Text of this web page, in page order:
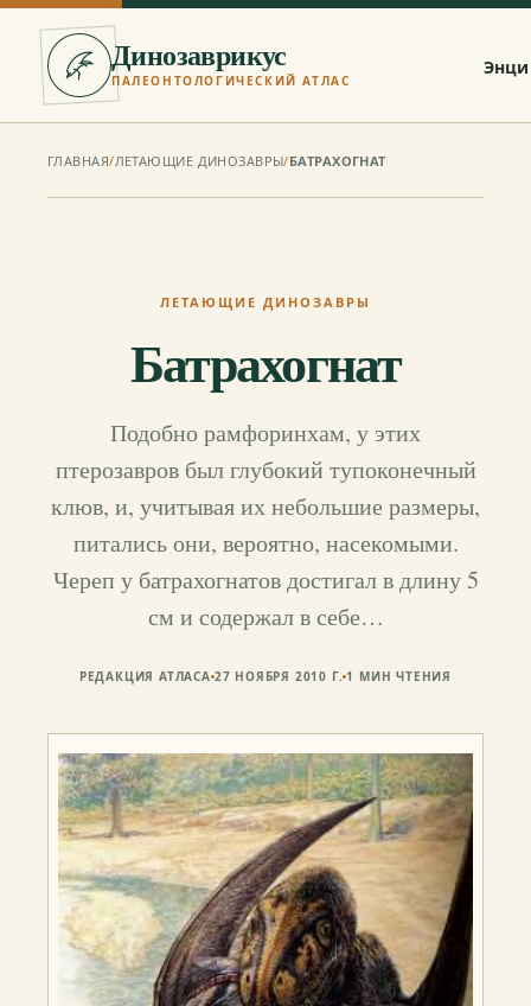
Динозаврикус
ПАЛЕОНТОЛОГИЧЕСКИЙ АТЛАС
ГЛАВНАЯ/ЛЕТАЮЩИЕ ДИНОЗАВРЫ/БАТРАХОГНАТ
ЛЕТАЮЩИЕ ДИНОЗАВРЫ
Батрахогнат
Подобно рамфоринхам, у этих
птерозавров был глубокий тупоконечный
клюв, и, учитывая их небольшие размеры,
питались они, вероятно, насекомыми.
Череп у батрахогнатов достигал в длину 5
см и содержал в себе…
РЕДАКЦИЯ АТЛАСА 27 НОЯБРЯ 2010 Г. 1 МИН ЧТЕНИЯ